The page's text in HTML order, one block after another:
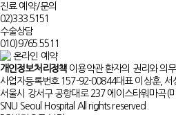
진료 예약/문의
02)333.5151
수술상담
010)9765.5511
온라인 예약
개인정보처리정책 이용약관 환자의 권리와 의무
사업자등록번호 157-92-00844대표 이상훈, 서
서울시 강서구 공항대로 237 에이스타워마곡(
SNU Seoul Hospital All rights reserved.